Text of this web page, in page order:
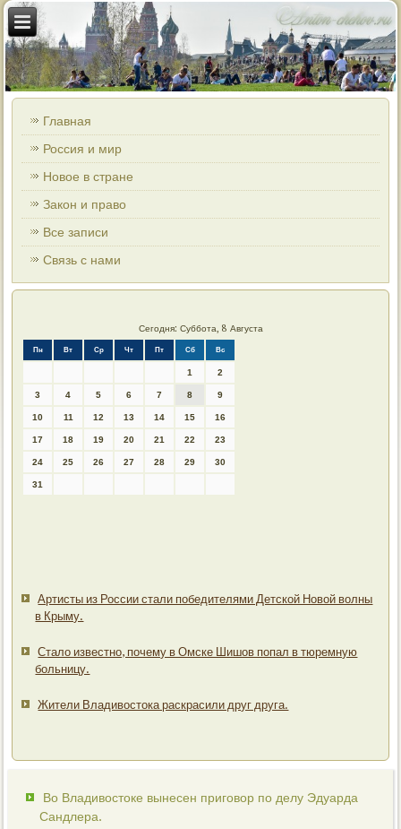
Главная
Россия и мир
Новое в стране
Закон и право
Все записи
Связь с нами
Сегодня: Суббота, 8 Августа
Пн Вт Ср Чт Пт Сб Вс
1 2
3 4 5 6 7 8 9
10 11 12 13 14 15 16
17 18 19 20 21 22 23
24 25 26 27 28 29 30
31
Артисты из России стали победителями Детской Новой волны
в Крыму.
Стало известно, почему в Омске Шишов попал в тюремную
больницу.
Жители Владивостока раскрасили друг друга.
Во Владивостоке вынесен приговор по делу Эдуарда
Сандлера.